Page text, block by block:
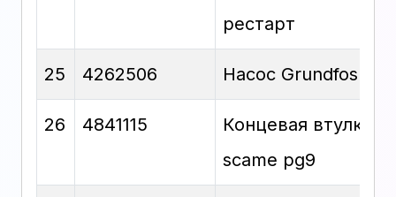
рестарт
25 4262506 Насос Grundfos
26 4841115
Концевая втулка
scame pg9